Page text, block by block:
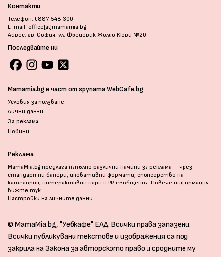
Контакти
Телефон: 0887 548 300
E-mail: office[at]mamamia.bg
Адрес: гр. София, ул. Фредерик Жолио Кюри №20
Последвайте ни
Mamamia.bg е част от групата WebCafe.bg
Условия за ползване
Лични данни
За реклама
Новини
Реклама
MamaMia.bg предлага напълно различни начини за реклама – чрез
стандартни банери, иновативни формати, спонсорство на
категории, интерактивни игри и PR съобщения. Повече информация
вижте тук.
Настройки на личните данни
© MamaMia.bg, "Уебкафе" ЕАД. Всички права запазени.
Всички публикувани текстове и изображения са под
закрила на Закона за авторското право и сродните му